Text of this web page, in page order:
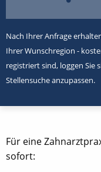
Nach Ihrer Anfrage
Ihrer Wunschregion -
registriert sind, loggen Sie
Stellensuche anzupassen.
Für eine
sofort: